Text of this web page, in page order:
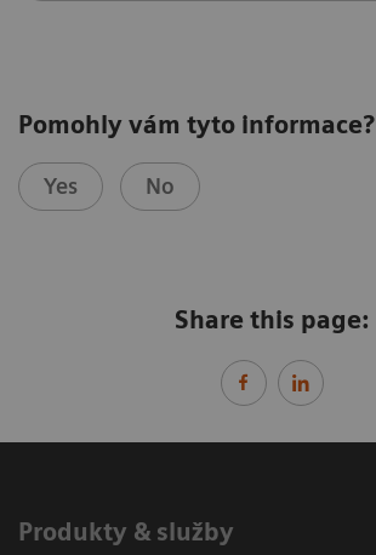
Pomohly vám tyto informace?
Yes No
Share this page:
Produkty & služby